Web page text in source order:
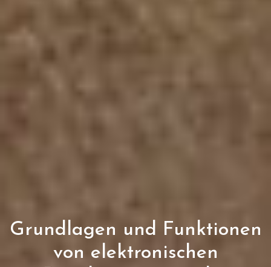
Grundlagen und Funktionen
von elektronischen